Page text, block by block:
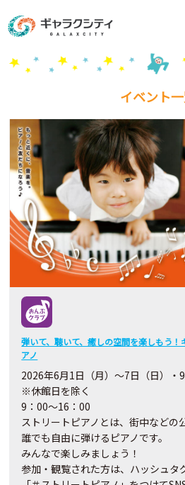
施設案内
こども
西新井
施設貸出･団体利用
こどもみーてぃんぐ
Gがくえん
ブランドからのお知らせ
いっしょに創る
イベントレポート
イベント
弾いて、聴いて、癒しの空間を楽しもう
アノ
2026年6月1 日（月）～7日（日）・
※休館日を除く
9：00～16：00
ストリートピアノとは、街中などの
誰でも自由に弾けるピアノです。
みんなで楽しみましょう！
参加・観覧された方は、ハッシュタ